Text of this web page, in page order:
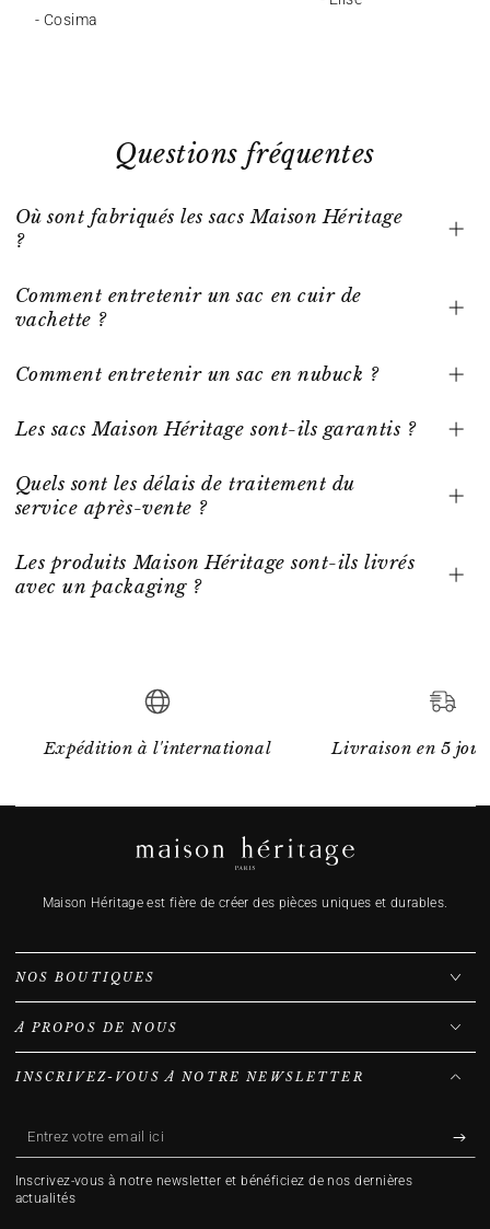
- Cosima
Questions fréquentes
Où sont fabriqués les sacs Maison Héritage
?
Comment entretenir un sac en cuir de
vachette ?
Comment entretenir un sac en nubuck ?
Les sacs Maison Héritage sont-ils garantis ?
Quels sont les délais de traitement du
service après-vente ?
Les produits Maison Héritage sont-ils livrés
avec un packaging ?
Expédition à l'international Livraison en 5
Maison Héritage est fière de créer des pièces uniques et durables.
NOS BOUTIQUES
À PROPOS DE NOUS
INSCRIVEZ-VOUS À NOTRE NEWSLETTER
Entrez
votre
email
Inscrivez-vous à notre newsletter et bénéficiez de nos dernières
actualités